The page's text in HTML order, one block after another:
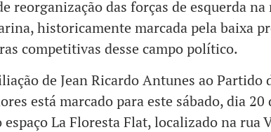
reorganização das forças de esquerda na
historicamente marcada pela baixa
competitivas desse campo político.
de Jean Ricardo Antunes ao Partido
está marcado para este sábado, dia 20
espaço La Floresta Flat, localizado na rua